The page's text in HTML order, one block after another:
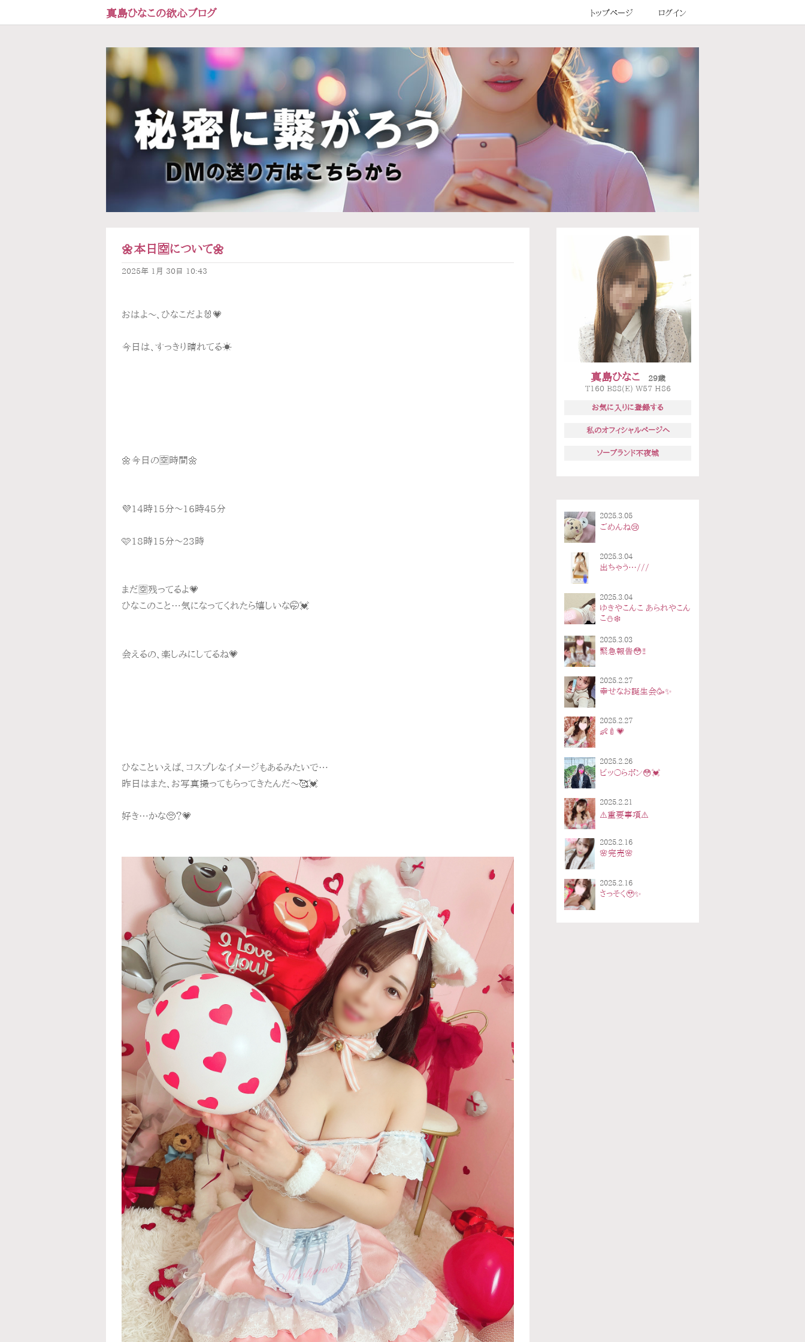
真島ひなこの欲心ブログ トップページ ログイン
🌼本日🈳について🌼
2025年 1月 30日 10:43
おはよ〜、ひなこだよ🐰💗
今日は、すっきり晴れてる☀️
🌼今日の🈳時間🌼
💜14時15分〜16時45分
🩷18時15分〜23時
まだ🈳残ってるよ💗
ひなこのこと…気になってくれたら嬉しいな🤭💓
会えるの、楽しみにしてるね💗
ひなこといえば、コスプレなイメージもあるみたいで…
昨日はまた、お写真撮ってもらってきたんだ〜🥰💓
好き…かな🥺？💗
真島ひなこ
29歳
T160 B88(E) W57 H86
お気に入りに登録する
私のオフィシャルページへ
ソープランド不夜城
2025.3.05
ごめんね😢
2025.3.04
出ちゃう…///
2025.3.04
ゆきやこんこ あられやこん
こ⛄️❄️
2025.3.03
緊急報告😳‼️
2025.2.27
幸せなお誕生会🥳✨️
2025.2.27
👶🍼💗
2025.2.26
ビッ〇らポン😳💓
2025.2.21
⚠️重要事項⚠️
2025.2.16
🌸完売🌸
2025.2.16
さっそく🥹✨️